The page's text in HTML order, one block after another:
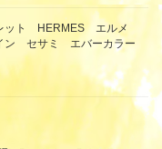
ット HERMES エルメ
ン セサミ エバーカラー